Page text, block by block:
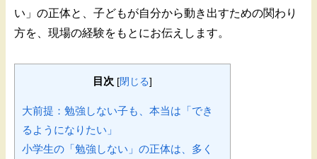
い」の正体と、子どもが自分から動き出すための関わり
方を、現場の経験をもとにお伝えします。
目次 [閉じる]
大前提：勉強しない子も、本当は「でき
るようになりたい」
小学生の「勉強しない」の正体は、多く